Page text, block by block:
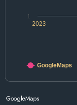
2023
1
GoogleMaps
GoogleMaps